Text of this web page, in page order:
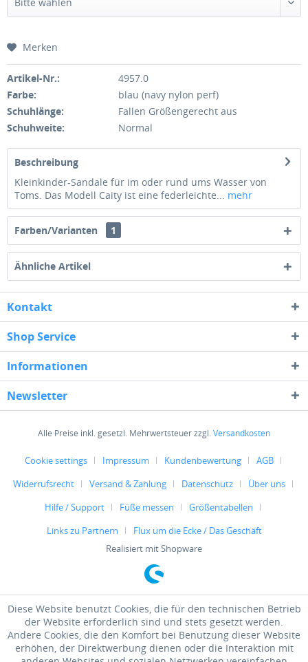
Merken
Artikel-Nr.:
4957.0
Farbe:
blau (navy nylon perf)
Schuhlänge:
Fallen Größengerecht aus
Schuhweite:
Normal
Beschreibung
Kleinkinder-Sandale für im oder rund ums Wasser von
Toms. Das Modell Caity ist eine federleichte... mehr
Farben/Varianten 1
Ähnliche Artikel
Kontakt
Shop Service
Informationen
Newsletter
Alle Preise inkl. gesetzl. Mehrwertsteuer zzgl.Versandkosten
Cookie settings Impressum Kundenbewertung
AGB
Widerrufsrecht
Versand & Zahlung Datenschutz
Über uns
Hilfe / Support
Füße messen
Größentabellen
Links zu Partnern
Flux um die Ecke / Das Geschäft
Realisiert mit Shopware
Diese Website benutzt Cookies, die für den technischen Betrieb
der Website erforderlich sind und stets gesetzt werden.
Andere Cookies, die den Komfort bei Benutzung dieser Website
erhöhen, der Direktwerbung dienen oder die Interaktion mit